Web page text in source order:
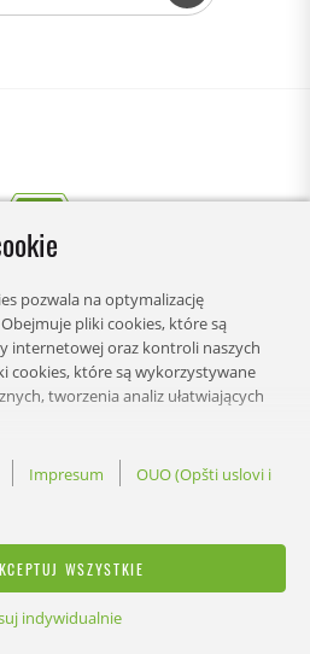
pozwala na optymalizację
pliki cookies, które są
internetowej oraz kontroli naszych
cookies, które są wykorzystywane
tworzenia analiz ułatwiających
treści. Możesz wybrać kategorie,
ustawienia wykorzystania
zmienić swoje preferencje odnośnie
Impresum
OUO (Opšti uslovi i
WSZYSTKIE
indywidualnie